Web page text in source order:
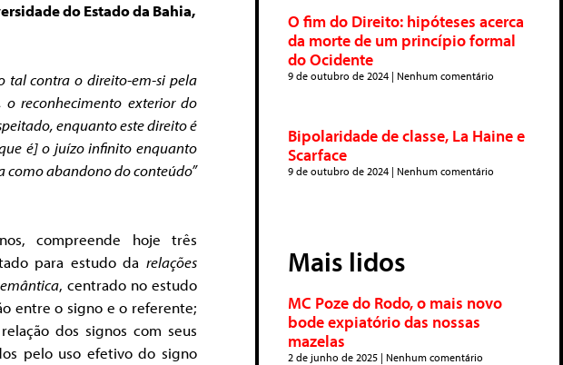
do Estado da Bahia,
tal contra o direito-em-si pela
reconhecimento exterior do
enquanto este direito é
é] o juízo infinito enquanto
como abandono do conteúdo”
compreende hoje três
para estudo darelações
, centrado no estudo
entre o signo e o referente;
dos signos com seus
pelo uso efetivo do signo
O fim do Direito: hipóteses acerca
da morte de um princípio formal
do Ocidente
9 de outubro de 2024 Nenhum comentário
Bipolaridade de classe, La Haine e
Scarface
9 de outubro de 2024 Nenhum comentário
Mais lidos
MC Poze do Rodo, o mais novo
bode expiatório das nossas
mazelas
2 de junho de 2025 Nenhum comentário